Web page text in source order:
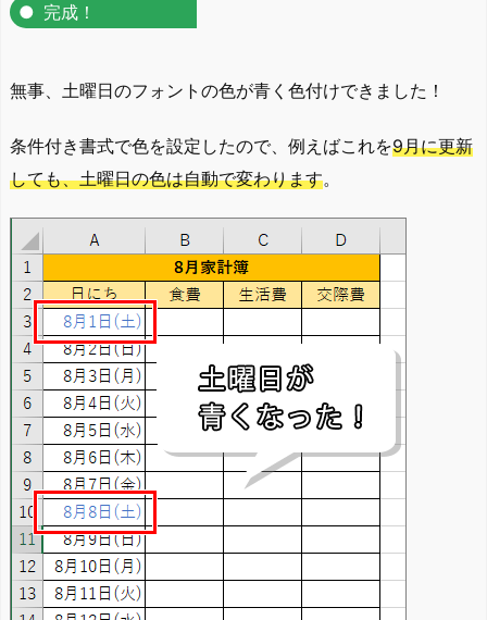
完成！
無事、土曜日のフォントの色が青く色付けできました！
条件付き書式で色を設定したので、例えばこれを9月に更新
しても、土曜日の色は自動で変わります。